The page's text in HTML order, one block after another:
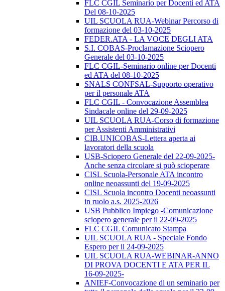
FLC CGIL Seminario per Docenti ed ATA
Del 08-10-2025
UIL SCUOLA RUA-Webinar Percorso di
formazione del 03-10-2025
FEDER.ATA - LA VOCE DEGLI ATA
S.I. COBAS-Proclamazione Sciopero
Generale del 03-10-2025
FLC CGIL-Seminario online per Docenti
ed ATA del 08-10-2025
SNALS CONFSAL-Supporto operativo
per il personale ATA
FLC CGIL - Convocazione Assemblea
Sindacale online del 29-09-2025
UIL SCUOLA RUA-Corso di formazione
per Assistenti Amministrativi
CIB.UNICOBAS-Lettera aperta ai
lavoratori della scuola
USB-Sciopero Generale del 22-09-2025-
Anche senza circolare si può scioperare
CISL Scuola-Personale ATA incontro
online neoassunti del 19-09-2025
CISL Scuola incontro Docenti neoassunti
in ruolo a.s. 2025-2026
USB Pubblico Impiego -Comunicazione
sciopero generale per il 22-09-2025
FLC CGIL Comunicato Stampa
UIL SCUOLA RUA - Speciale Fondo
Espero per il 24-09-2025
UIL SCUOLA RUA-WEBINAR-ANNO
DI PROVA DOCENTI E ATA PER IL
16-09-2025-
ANIEF-Convocazione di un seminario per